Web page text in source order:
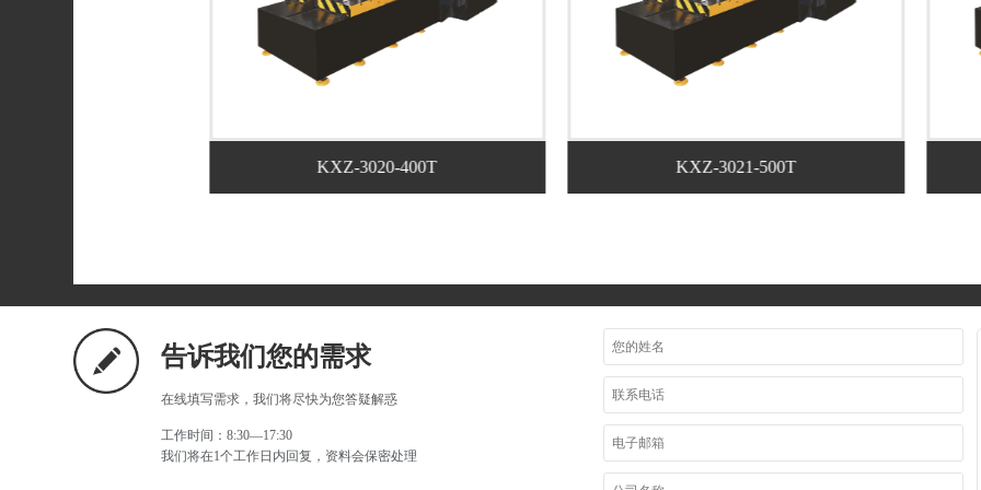
KXZ-3020-400T KXZ-3021-500T
告诉我们您的需求
在线填写需求，我们将尽快为您答疑解惑
工作时间：8:30—17:30
我们将在1个工作日内回复，资料会保密处理